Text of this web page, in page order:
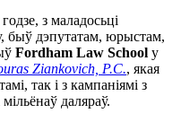
з маладосьці
быў дэпутатам, юрыстам,
Fordham Law School у
Ziankovich, P.C., якая
так і з кампаніямі з
даляраў.